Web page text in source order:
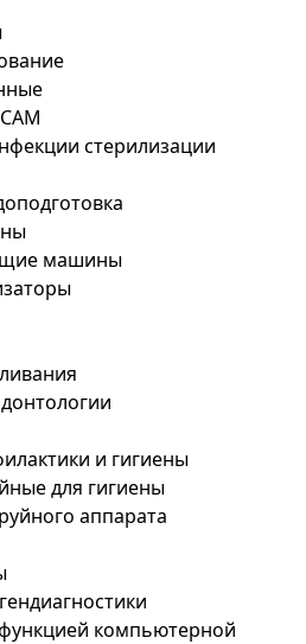
стерилизации
машины
и гигиены
для гигиены
аппарата
компьютерной